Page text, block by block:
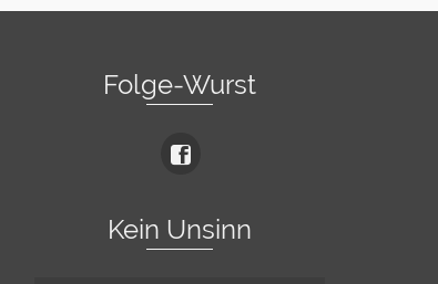
Folge-Wurst
Kein Unsinn